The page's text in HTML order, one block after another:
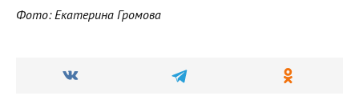
Фото: Екатерина Громова